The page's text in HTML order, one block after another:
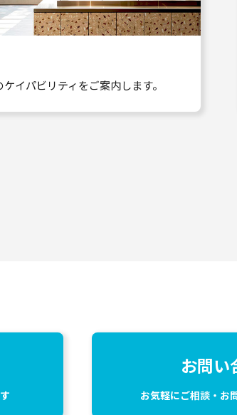
ケイパビリティをご案内します。
お問い
お気軽にご相談・お